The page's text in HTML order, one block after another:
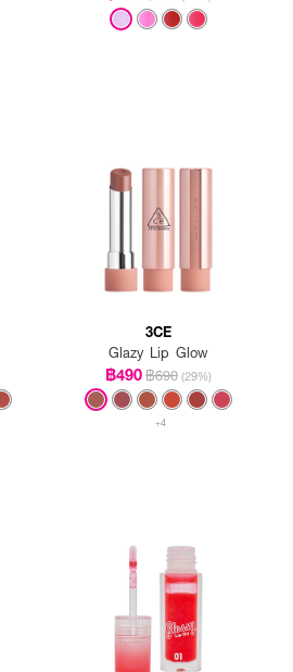
3CE
Glazy Lip Glow
฿490฿690 (29%)
+4